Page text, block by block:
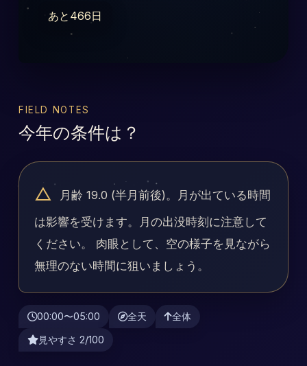
あと466日
FIELD NOTES
今年の条件は？
△
月齢 19.0 (半月前後)。月が出ている時間
は影響を受けます。月の出没時刻に注意して
ください。 肉眼として、空の様子を見ながら
無理のない時間に狙いましょう。
00:00〜05:00 全天
全体
見やすさ 2/100